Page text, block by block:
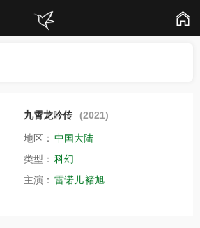
九霄龙吟传 (2021)
地区： 中国大陆
类型： 科幻
主演： 雷诺儿褚旭